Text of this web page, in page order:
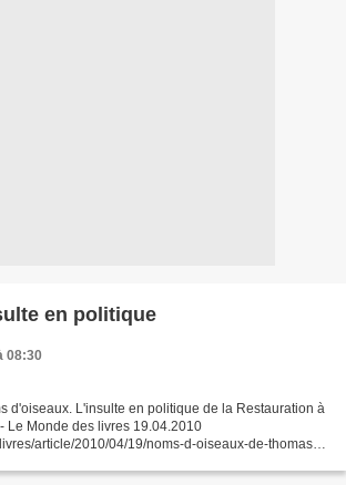
en politique
08:30
d'oiseaux. L'insulte en politique de la Restauration à
Le Monde des livres 19.04.2010
article/2010/04/19/noms-d-oiseaux-de-thomas-